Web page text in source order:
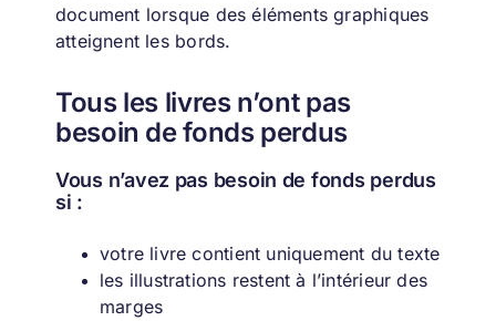
document lorsque des éléments graphiques
atteignent les bords.
Tous les livres n’ont pas
besoin de fonds perdus
Vous n’avez pas besoin de fonds perdus
si :
votre livre contient uniquement du texte
les illustrations restent à l’intérieur des
marges